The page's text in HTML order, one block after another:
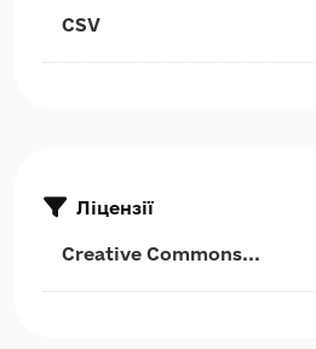
CSV
Ліцензії
Creative Commons...